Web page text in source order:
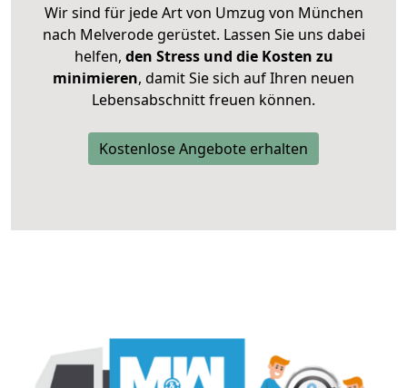
Wir sind für jede Art von Umzug von München
nach Melverode gerüstet. Lassen Sie uns dabei
helfen, den Stress und die Kosten zu
minimieren, damit Sie sich auf Ihren neuen
Lebensabschnitt freuen können.
Kostenlose Angebote erhalten